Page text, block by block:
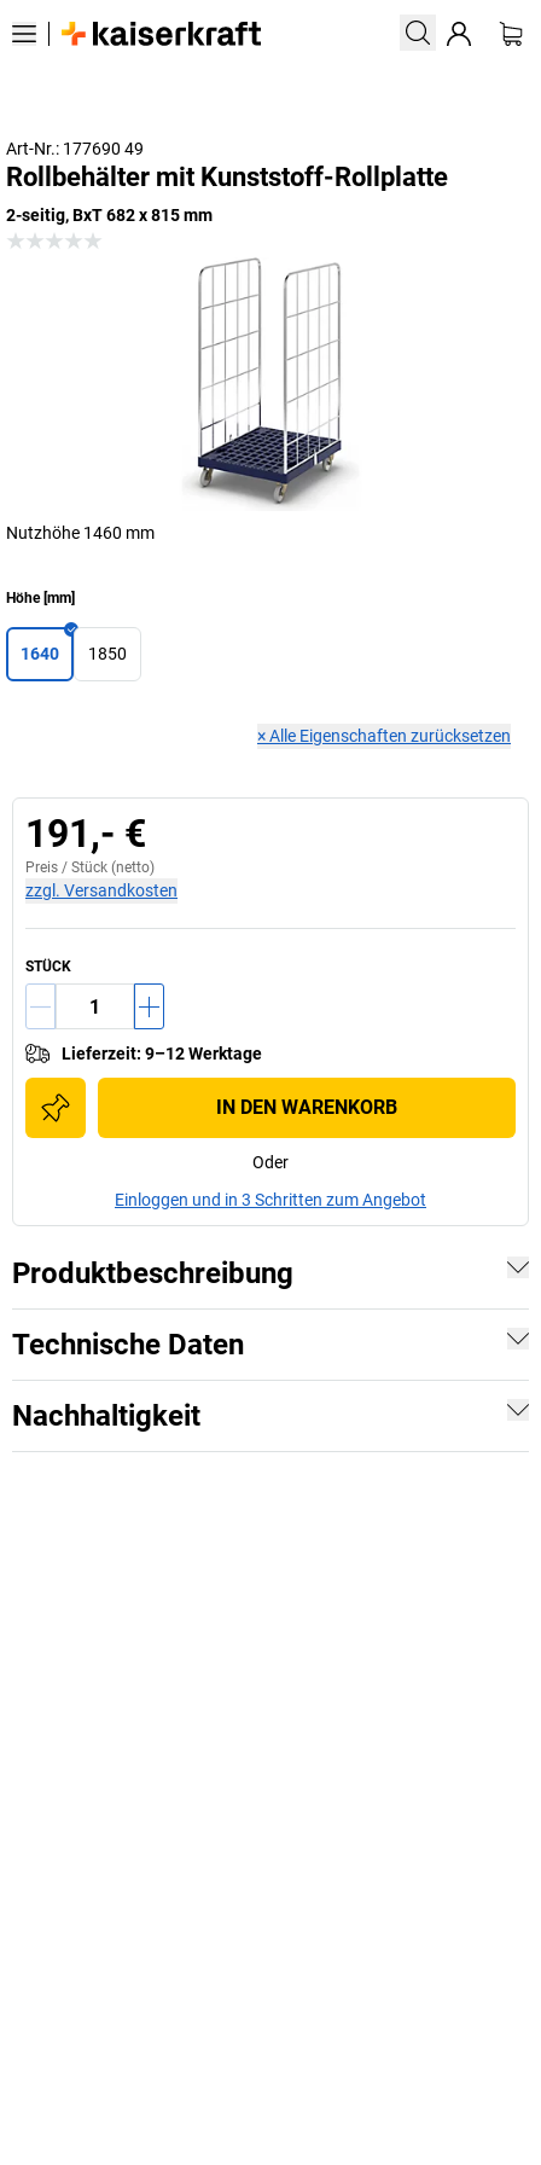
Art-Nr.: 177690 49
Rollbehälter mit Kunststoff-Rollplatte
2-seitig, BxT 682 x 815 mm
Nutzhöhe 1460 mm
Höhe[mm]
1640 1850
×Alle Eigenschaften zurücksetzen
191,- €
Preis / Stück (netto)
zzgl. Versandkosten
STÜCK
Lieferzeit: 9–12 Werktage
IN DEN WARENKORB
Oder
Einloggen und in 3 Schritten zum Angebot
Produktbeschreibung
Technische Daten
Nachhaltigkeit